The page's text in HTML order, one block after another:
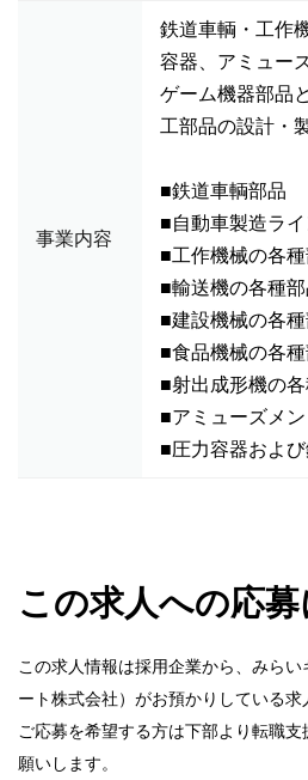
事業内容
鉄道車輌・工作
容器、アミュー
ゲーム機器部品
工部品の設計・
■鉄道車輌部品
■自動車製造ラ
■工作機械の各
■輸送機の各種部
■建設機械の各
■食品機械の各
■射出成形機の
■アミューズメ
■圧力容器およ
この求人への応
この求人情報は採用企業から、みら
ート株式会社）がお預かりしている求
ご応募を希望する方は下部より転職
願いします。